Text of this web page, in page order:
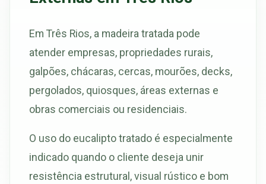
Em Três Rios, a madeira tratada pode
atender empresas, propriedades rurais,
galpões, chácaras, cercas, mourões, decks,
pergolados, quiosques, áreas externas e
obras comerciais ou residenciais.
O uso do eucalipto tratado é especialmente
indicado quando o cliente deseja unir
resistência estrutural, visual rústico e bom